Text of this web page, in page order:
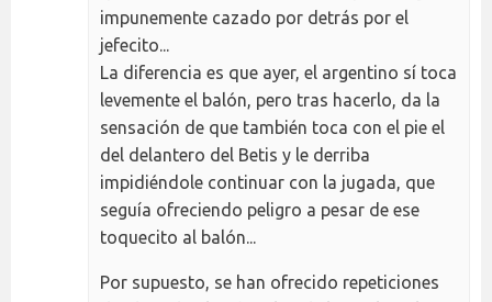
impunemente cazado por detrás por el
jefecito...
La diferencia es que ayer, el argentino sí toca
levemente el balón, pero tras hacerlo, da la
sensación de que también toca con el pie el
del delantero del Betis y le derriba
impidiéndole continuar con la jugada, que
seguía ofreciendo peligro a pesar de ese
toquecito al balón...
Por supuesto, se han ofrecido repeticiones